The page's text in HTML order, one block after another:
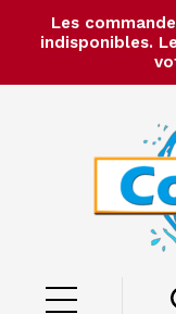
Les
indisponibles.